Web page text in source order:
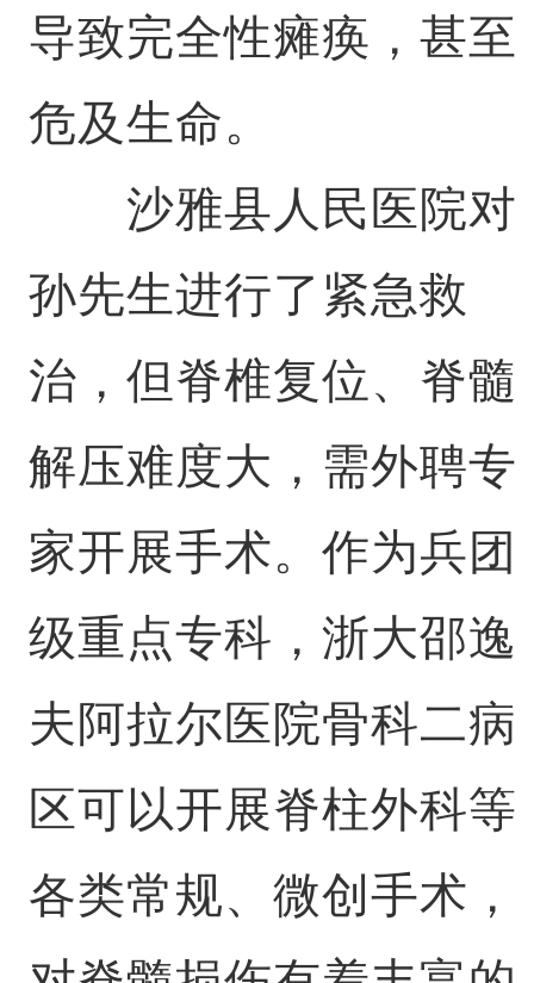
导致完全性瘫痪，甚至
危及生命。
沙雅县人民医院对
孙先生进行了紧急救
治，但脊椎复位、脊髓
解压难度大，需外聘专
家开展手术。作为兵团
级重点专科，浙大邵逸
夫阿拉尔医院骨科二病
区可以开展脊柱外科等
各类常规、微创手术，